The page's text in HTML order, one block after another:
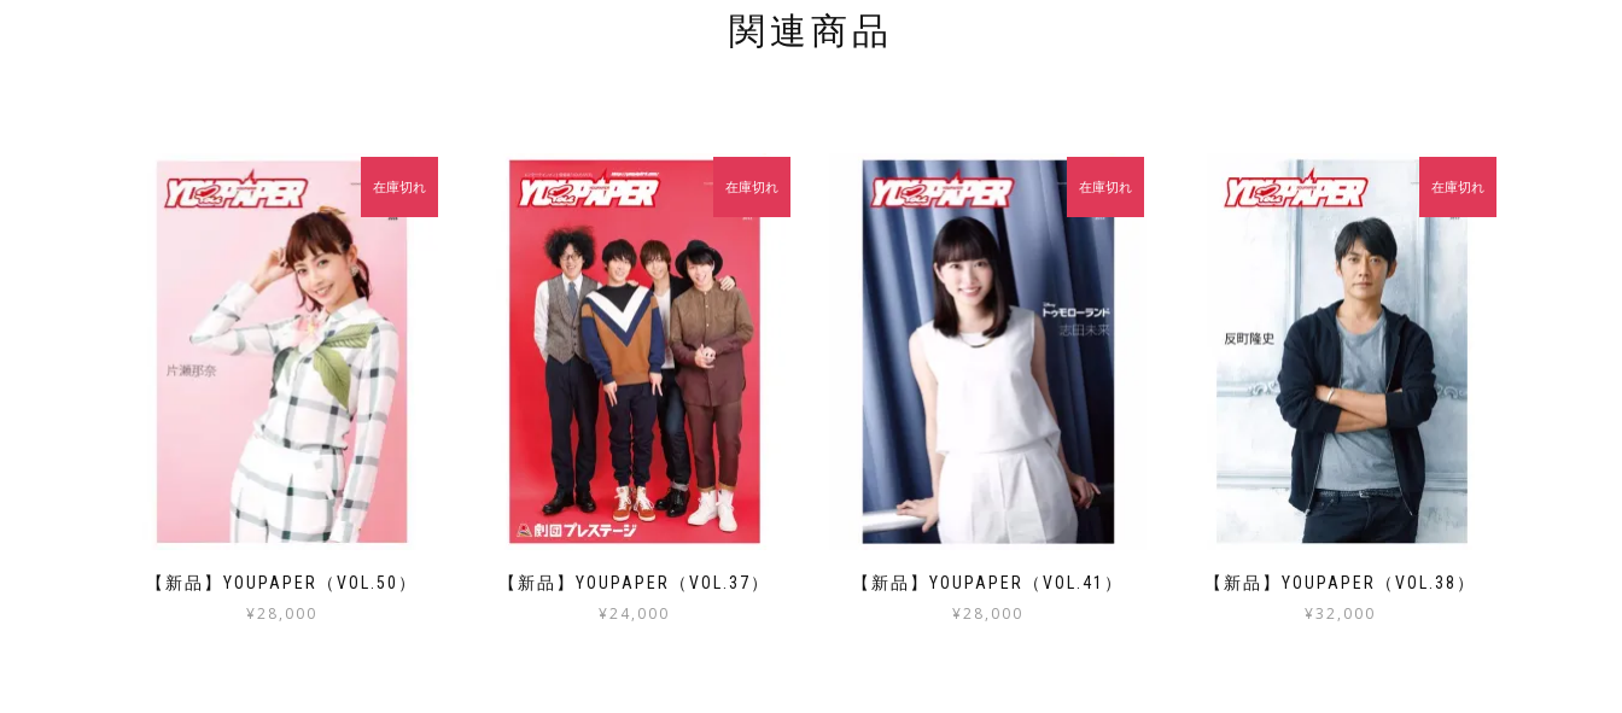
関連商品
【新品】YOUPAPER（VOL.50）
¥28,000
在庫切れ
【新品】YOUPAPER（VOL.37）
¥24,000
在庫切れ
【新品】YOUPAPER（VOL.41）
¥28,000
在庫切れ
【新品】YOUPAPER（VOL.38）
¥32,000
在庫切れ